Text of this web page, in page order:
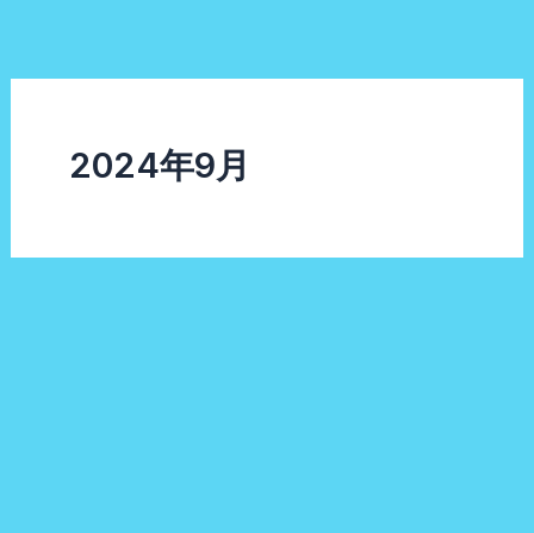
を
2024年9月